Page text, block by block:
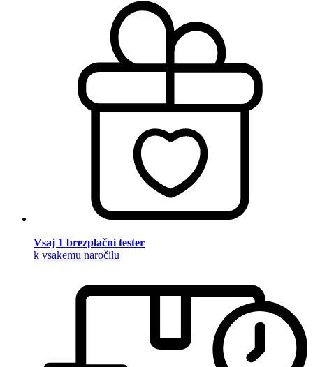
Vsaj 1 brezplačni tester
k vsakemu naročilu